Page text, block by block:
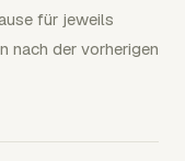
für jeweils
nach der vorherigen